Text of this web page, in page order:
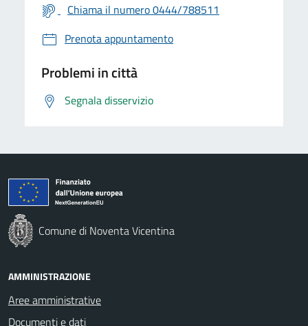
Chiama il numero 0444/788511
Prenota appuntamento
Problemi in città
Segnala disservizio
Comune di Noventa Vicentina
AMMINISTRAZIONE
Aree amministrative
Documenti e dati